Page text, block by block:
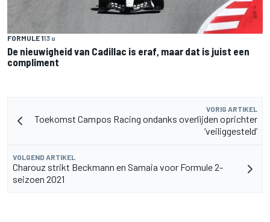
FORMULE 113 u
De nieuwigheid van Cadillac is eraf, maar dat is juist een
compliment
VORIG ARTIKEL
Toekomst Campos Racing ondanks overlijden oprichter
‘veiliggesteld’
VOLGEND ARTIKEL
Charouz strikt Beckmann en Samaia voor Formule 2-
seizoen 2021